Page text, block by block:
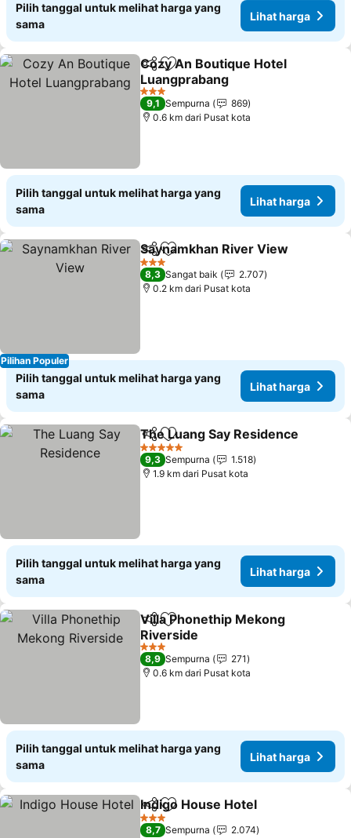
Pilih tanggal untuk melihat harga yang
sama
Lihat harga
BagikanTambahkan ke favorit
Cozy An Boutique Hotel
Luangprabang
Lihat harga
3 Bintang
9,1 Sempurna
869
0.6 km dari Pusat kota
Pilih tanggal untuk melihat harga yang
sama
Lihat harga
Pilihan Populer
BagikanTambahkan ke favorit
Saynamkhan River View
3 Bintang
8,3 Sangat baik
2.707
0.2 km dari Pusat kota
Pilih tanggal untuk melihat harga yang
sama
Lihat harga
BagikanTambahkan ke favorit
The Luang Say Residence
5 Bintang
9,3 Sempurna
1.518
1.9 km dari Pusat kota
Pilih tanggal untuk melihat harga yang
sama
Lihat harga
BagikanTambahkan ke favorit
Villa Phonethip Mekong
Riverside
Lihat harga
3 Bintang
8,9 Sempurna
271
0.6 km dari Pusat kota
Pilih tanggal untuk melihat harga yang
sama
Lihat harga
BagikanTambahkan ke favorit
Indigo House Hotel
3 Bintang
8,7 Sempurna 2.074